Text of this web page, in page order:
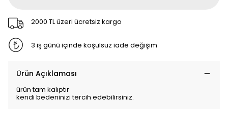
2000 TL üzeri ücretsiz kargo
3 iş günü içinde koşulsuz iade değişim
Ürün Açıklaması
ürün tam kalıptır
kendi bedeninizi tercih edebilirsiniz.